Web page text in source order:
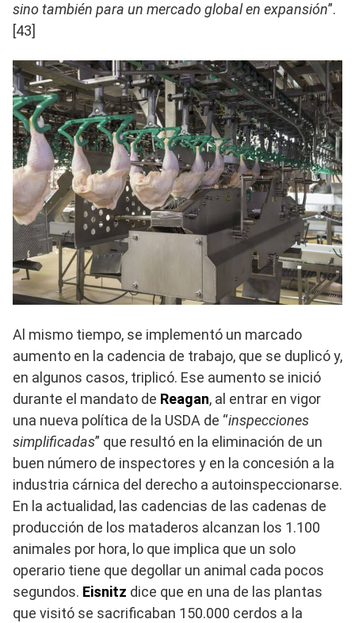
sino también para un mercado global en expansión”.
[43]
Al mismo tiempo, se implementó un marcado
aumento en la cadencia de trabajo, que se duplicó y,
en algunos casos, triplicó. Ese aumento se inició
durante el mandato de Reagan, al entrar en vigor
una nueva política de la USDA de “inspecciones
simplificadas” que resultó en la eliminación de un
buen número de inspectores y en la concesión a la
industria cárnica del derecho a autoinspeccionarse.
En la actualidad, las cadencias de las cadenas de
producción de los mataderos alcanzan los 1.100
animales por hora, lo que implica que un solo
operario tiene que degollar un animal cada pocos
segundos. Eisnitz dice que en una de las plantas
que visitó se sacrificaban 150.000 cerdos a la